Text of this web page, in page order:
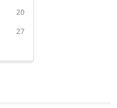
20
27